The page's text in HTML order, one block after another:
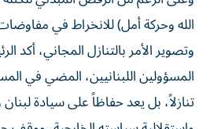
الله وحركة أمل) للانخراط في
وتصوير الأمر بالتنازل المجاني، أكد
المسؤولين اللبنانيين، المضي في
تنازلاً، بل يعد حفاظاً على سيادة لبنان